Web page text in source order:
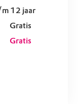
12 jaar
Gratis
Gratis